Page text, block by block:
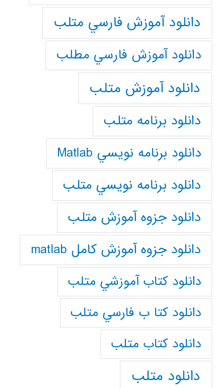
دانلود آموزش فارسي متلب
دانلود آموزش فارسي مطلب
دانلود آموزش متلب
دانلود برنامه متلب
دانلود برنامه نويسي Matlab
دانلود برنامه نويسي متلب
دانلود جزوه آموزش متلب
دانلود جزوه آموزش کامل matlab
دانلود كتاب آموزشي متلب
دانلود كتا ب فارسي متلب
دانلود كتاب متلب
دانلود متلب